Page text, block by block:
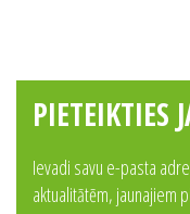
PIETEIKTIES
Ievadi savu e-pasta
aktualitātēm, jaunajiem